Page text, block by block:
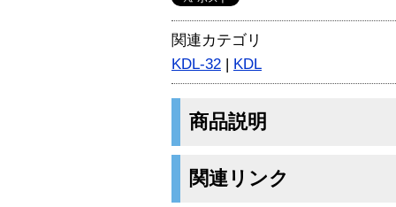
関連カテゴリ
KDL-32 | KDL
商品説明
関連リンク